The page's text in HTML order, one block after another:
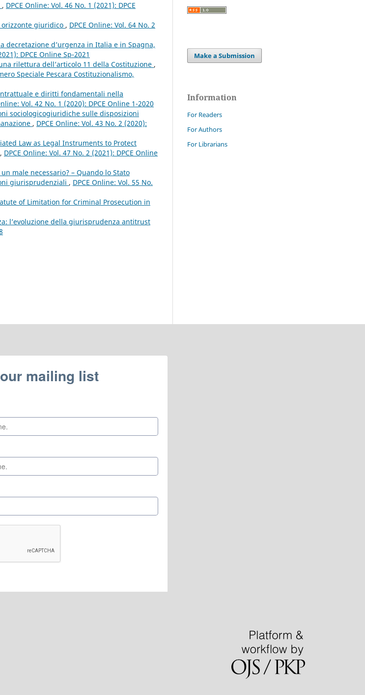
, DPCE Online: Vol. 46 No. 1 (2021): DPCE
orizzonte giuridico , DPCE Online: Vol. 64 No. 2
decretazione d’urgenza in Italia e in Spagna,
DPCE Online Sp-2021
rilettura dell’articolo 11 della Costituzione ,
Speciale Pescara Costituzionalismo,
e diritti fondamentali nella
Vol. 42 No. 1 (2020): DPCE Online 1-2020
sociologicogiuridiche sulle disposizioni
, DPCE Online: Vol. 43 No. 2 (2020):
Law as Legal Instruments to Protect
, DPCE Online: Vol. 47 No. 2 (2021): DPCE Online
male necessario? – Quando lo Stato
giurisprudenziali , DPCE Online: Vol. 55 No.
of Limitation for Criminal Prosecution in
l’evoluzione della giurisprudenza antitrust
Make a Submission
Information
For Readers
For Authors
For Librarians